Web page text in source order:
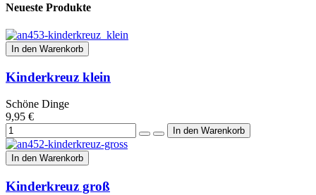
Neueste Produkte
In den Warenkorb
Kinderkreuz klein
Schöne Dinge
9,95 €
In den Warenkorb
Kinderkreuz groß